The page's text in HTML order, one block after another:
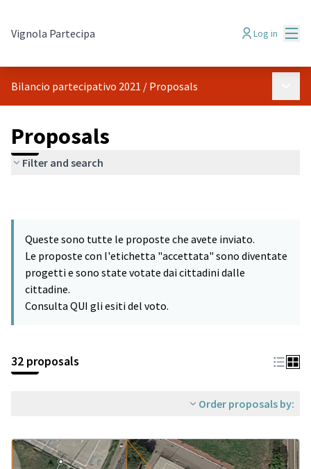
Vignola Partecipa Log in
Bilancio partecipativo 2021 / Proposals
Proposals
Filter and search
Queste sono tutte le proposte che avete inviato.
Le proposte con l'etichetta "accettata" sono diventate
progetti e sono state votate dai cittadini dalle
cittadine.
Consulta QUI gli esiti del voto.
32 proposals
Order proposals by: